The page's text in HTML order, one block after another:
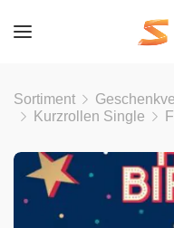
Sortiment
Kurzrollen Single